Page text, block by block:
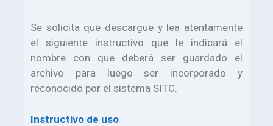
Se solicita que descargue y lea atentamente
el siguiente instructivo que le indicará el
nombre con que deberá ser guardado el
archivo para luego ser incorporado y
reconocido por el sistema SITC.
Instructivo de uso